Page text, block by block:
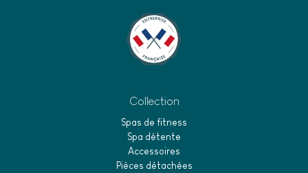
autour de votre espace de relaxation.
Collection
Spas de fitness
Spa détente
Accessoires
Pièces détachées